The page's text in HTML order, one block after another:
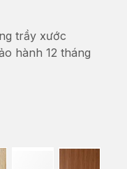
trầy xước
hành 12 tháng